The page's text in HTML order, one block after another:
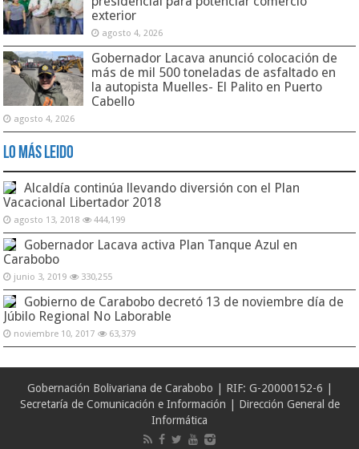
exterior
agosto 4, 2026
Gobernador Lacava anunció colocación de
más de mil 500 toneladas de asfaltado en
la autopista Muelles- El Palito en Puerto
Cabello
agosto 4, 2026
Lo Más Leido
Alcaldía continúa llevando diversión con el Plan
Vacacional Libertador 2018
agosto 13, 2018 444,199
Gobernador Lacava activa Plan Tanque Azul en
Carabobo
junio 3, 2019 330,255
Gobierno de Carabobo decretó 13 de noviembre día de
Júbilo Regional No Laborable
noviembre 10, 2017 63,379
Gobernación Bolivariana de Carabobo | RIF: G-20000152-6 |
Secretaría de Comunicación e Información | Dirección General de
Informática